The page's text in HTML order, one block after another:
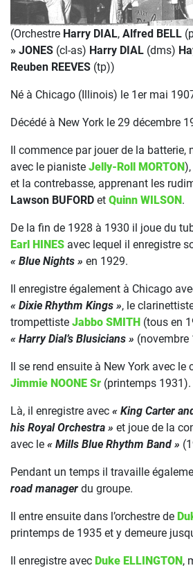
(Orchestre Harry DIAL, Alfred BELL
» JONES (cl-as) Harry DIAL (dms)
Reuben REEVES (tp))
Né à Chicago (Illinois) le 1er mai
Décédé à New York le 29 décembre
Il commence par jouer de la batterie,
avec le pianiste Jelly-Roll MORTON
et la contrebasse, apprenant les
Lawson BUFORD et Quinn WILSON.
De la fin de 1928 à 1930 il joue du
Earl HINES avec lequel il enregistre
« Blue Nights » en 1929.
Il enregistre également à Chicago
« Dixie Rhythm Kings », le
trompettiste Jabbo SMITH (tous en
« Harry Dial’s Blusicians » (novembre
Il se rend ensuite à New York avec le
Jimmie NOONE Sr (printemps 1931).
Là, il enregistre avec « King Carter
his Royal Orchestra » et joue de la
avec le « Mills Blue Rhythm Band »
Pendant un temps il travaille
road manager du groupe.
Il entre ensuite dans l’orchestre de
printemps de 1935 et y demeure
Il enregistre avec Duke ELLINGTON,